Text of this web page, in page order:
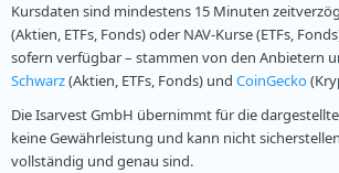
Kursdaten sind mindestens 15 Minuten
(Aktien, ETFs, Fonds) oder NAV-Kurse (ETFs,
sofern verfügbar – stammen von den Anbietern
Schwarz(Aktien, ETFs, Fonds) und CoinGecko
Die Isarvest GmbH übernimmt für die
keine Gewährleistung und kann nicht
vollständig und genau sind.